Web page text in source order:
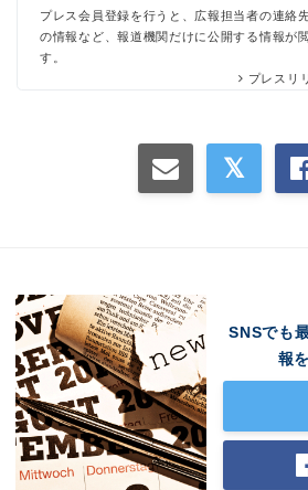
プレス会員登録を行うと、広報担当者の連絡
の情報など、報道機関だけに公開する情報が
す。
プレスリ
SNSでも
報